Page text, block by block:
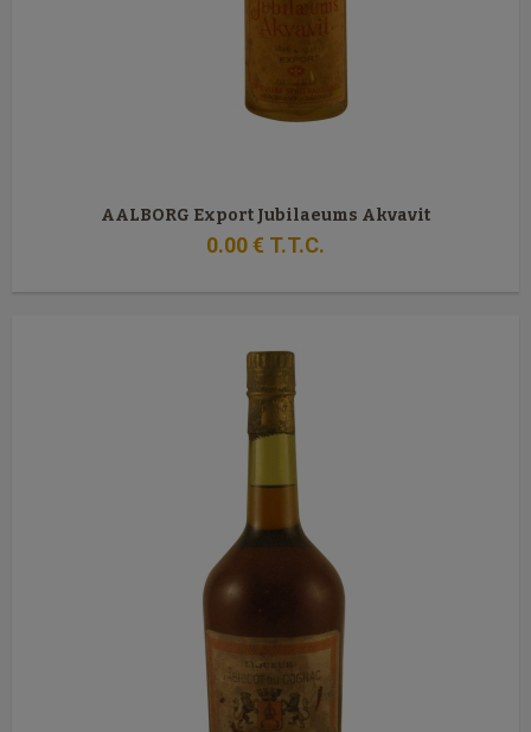
AALBORG Export Jubilaeums Akvavit
0.00€ T.T.C.